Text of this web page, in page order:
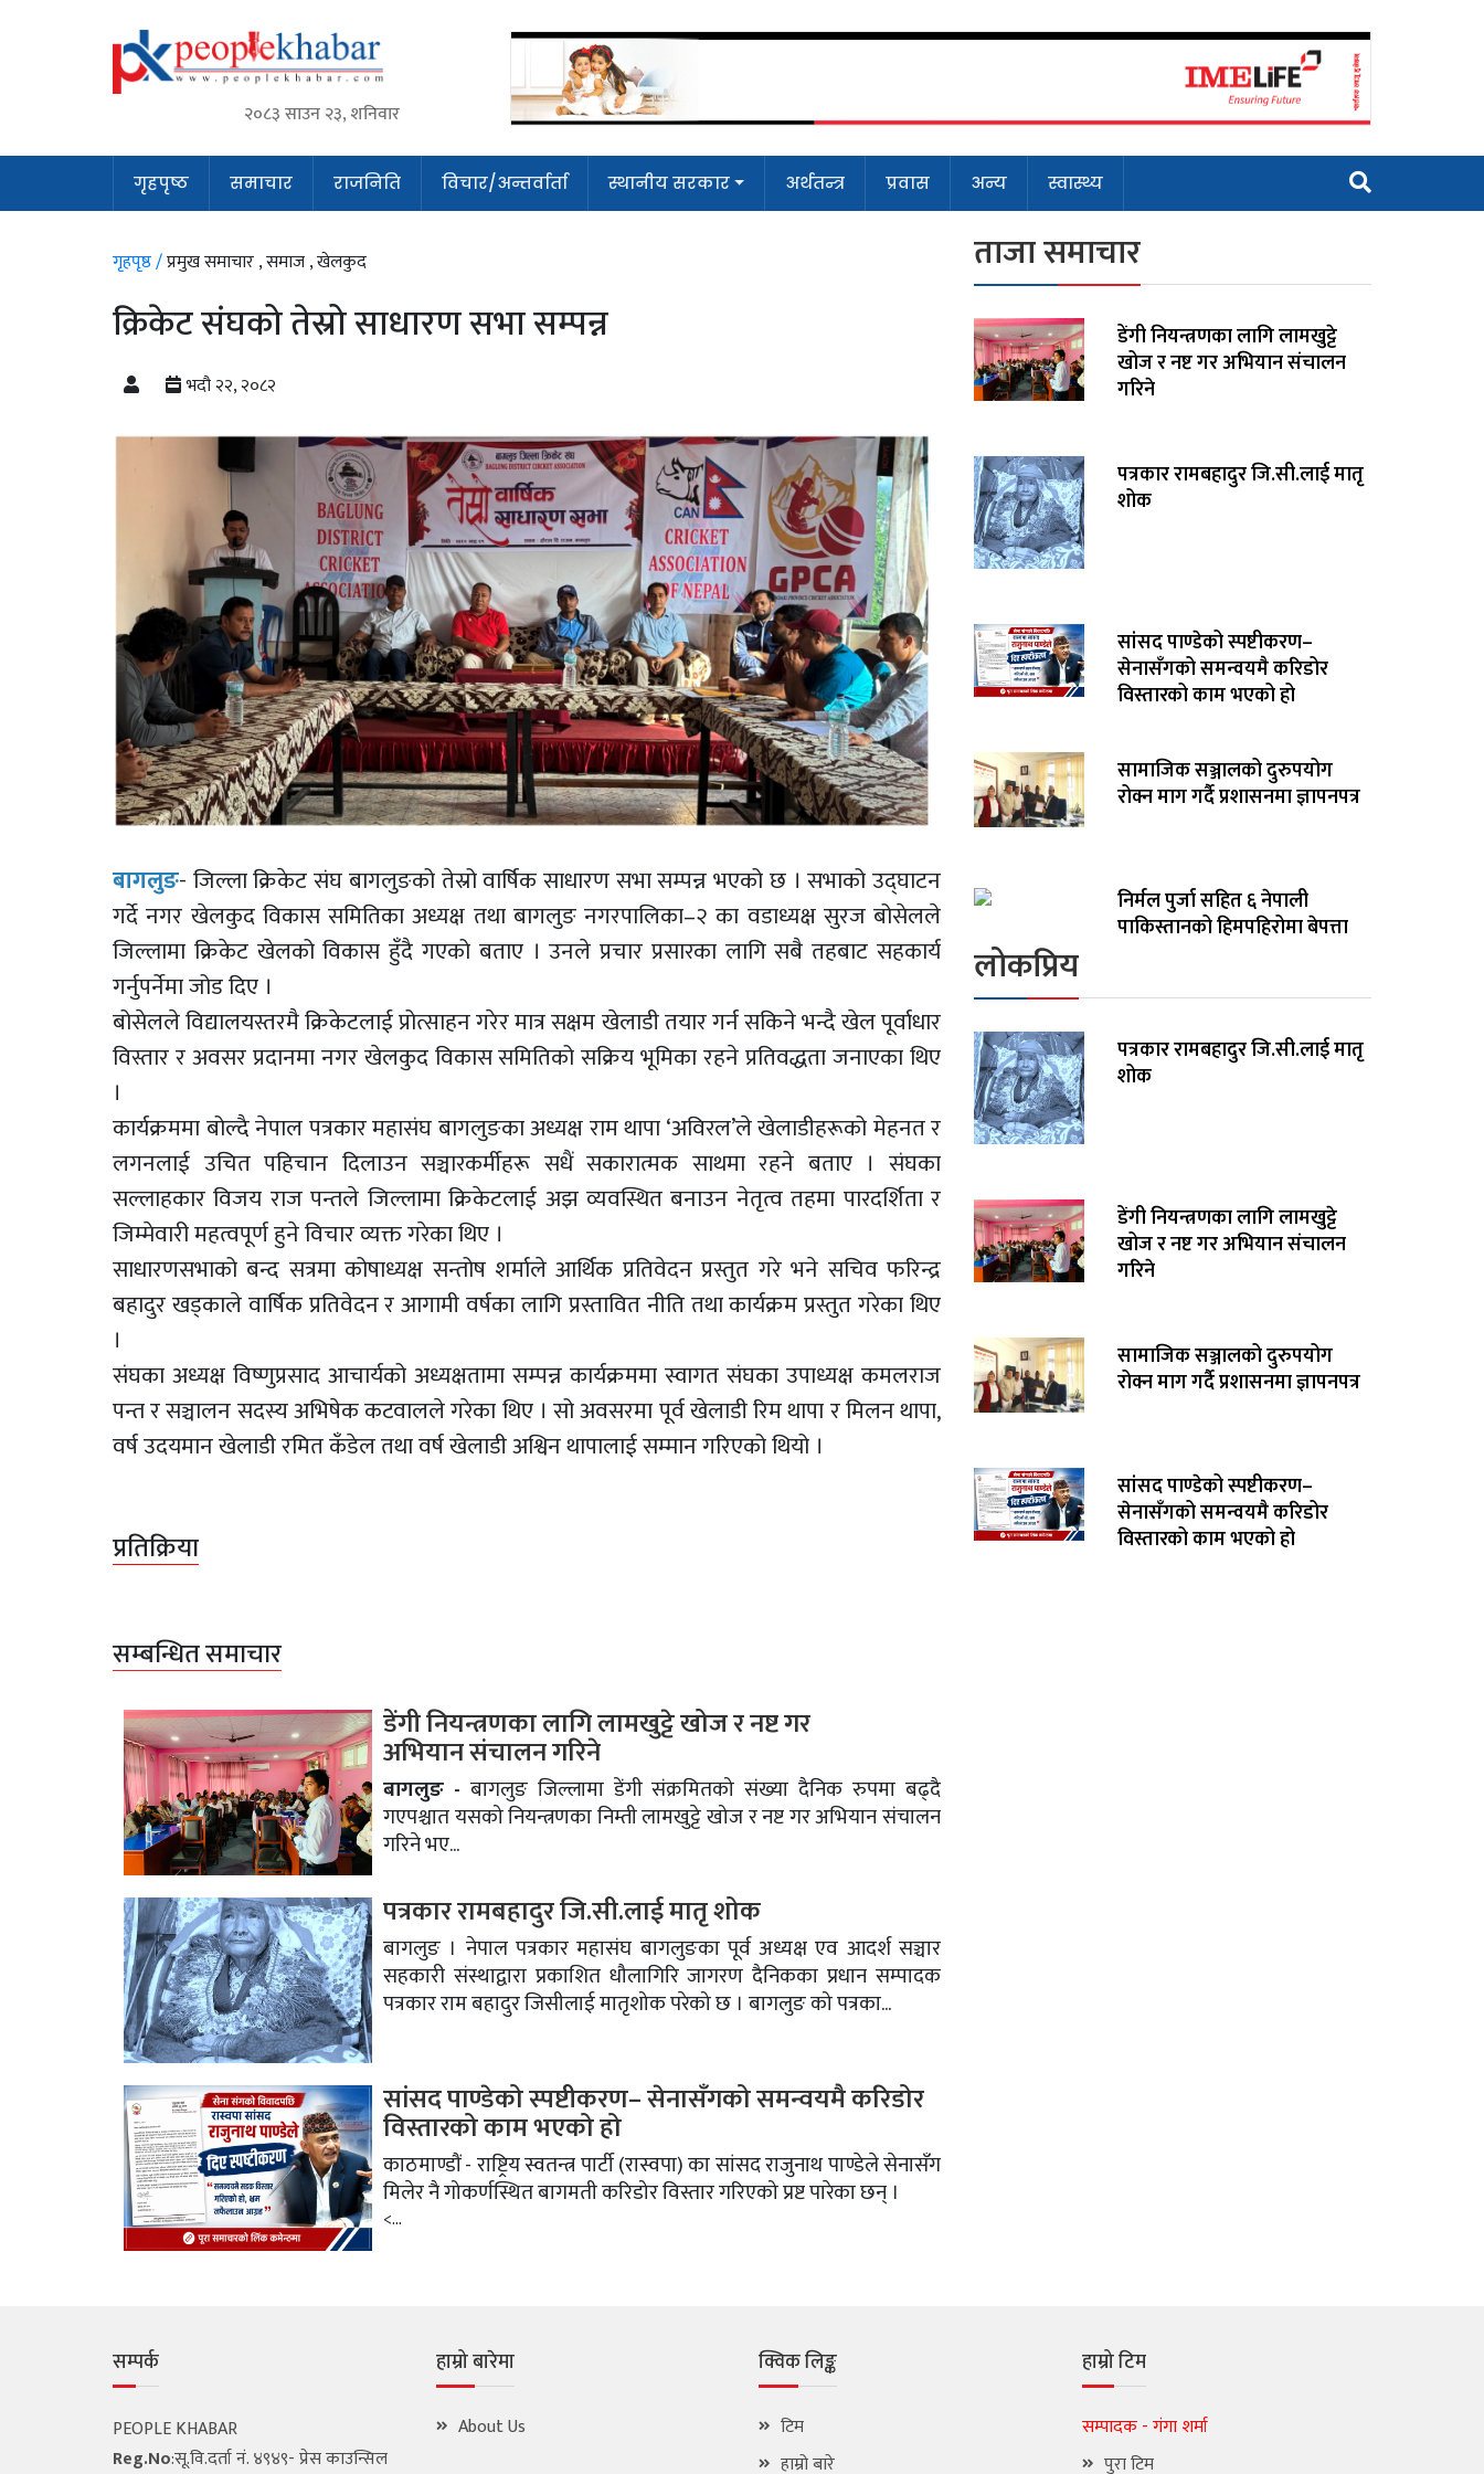
२०८३ साउन २३, शनिवार
गृहपृष्ठ समाचार राजनिति विचार/अन्तर्वार्ता स्थानीय सरकार अर्थतन्त्र प्रवास अन्य स्वास्थ्य
गृहपृष्ठ /प्रमुख समाचार ,समाज ,खेलकुद
क्रिकेट संघको तेस्रो साधारण सभा सम्पन्न
भदौ २२, २०८२
बागलुङ- जिल्ला क्रिकेट संघ बागलुङको तेस्रो वार्षिक साधारण सभा सम्पन्न भएको छ । सभाको उद्घाटन
गर्दे नगर खेलकुद विकास समितिका अध्यक्ष तथा बागलुङ नगरपालिका–२ का वडाध्यक्ष सुरज बोसेलले
जिल्लामा क्रिकेट खेलको विकास हुँदै गएको बताए । उनले प्रचार प्रसारका लागि सबै तहबाट सहकार्य
गर्नुपर्नेमा जोड दिए ।
बोसेलले विद्यालयस्तरमै क्रिकेटलाई प्रोत्साहन गरेर मात्र सक्षम खेलाडी तयार गर्न सकिने भन्दै खेल पूर्वाधार
विस्तार र अवसर प्रदानमा नगर खेलकुद विकास समितिको सक्रिय भूमिका रहने प्रतिवद्धता जनाएका थिए
।
कार्यक्रममा बोल्दै नेपाल पत्रकार महासंघ बागलुङका अध्यक्ष राम थापा ‘अविरल’ले खेलाडीहरूको मेहनत र
लगनलाई उचित पहिचान दिलाउन सञ्चारकर्मीहरू सधैं सकारात्मक साथमा रहने बताए । संघका
सल्लाहकार विजय राज पन्तले जिल्लामा क्रिकेटलाई अझ व्यवस्थित बनाउन नेतृत्व तहमा पारदर्शिता र
जिम्मेवारी महत्वपूर्ण हुने विचार व्यक्त गरेका थिए ।
साधारणसभाको बन्द सत्रमा कोषाध्यक्ष सन्तोष शर्माले आर्थिक प्रतिवेदन प्रस्तुत गरे भने सचिव फरिन्द्र
बहादुर खड्काले वार्षिक प्रतिवेदन र आगामी वर्षका लागि प्रस्तावित नीति तथा कार्यक्रम प्रस्तुत गरेका थिए
।
संघका अध्यक्ष विष्णुप्रसाद आचार्यको अध्यक्षतामा सम्पन्न कार्यक्रममा स्वागत संघका उपाध्यक्ष कमलराज
पन्त र सञ्चालन सदस्य अभिषेक कटवालले गरेका थिए । सो अवसरमा पूर्व खेलाडी रिम थापा र मिलन थापा,
वर्ष उदयमान खेलाडी रमित कँडेल तथा वर्ष खेलाडी अश्विन थापालाई सम्मान गरिएको थियो ।
प्रतिक्रिया
सम्बन्धित समाचार
डेंगी नियन्त्रणका लागि लामखुट्टे खोज र नष्ट गर
अभियान संचालन गरिने
बागलुङ - बागलुङ जिल्लामा डेंगी संक्रमितको संख्या दैनिक रुपमा बढ्दै
गएपश्चात यसको नियन्त्रणका निम्ती लामखुट्टे खोज र नष्ट गर अभियान संचालन
गरिने भए...
पत्रकार रामबहादुर जि.सी.लाई मातृ शोक
बागलुङ । नेपाल पत्रकार महासंघ बागलुङका पूर्व अध्यक्ष एव आदर्श सञ्चार
सहकारी संस्थाद्वारा प्रकाशित धौलागिरि जागरण दैनिकका प्रधान सम्पादक
पत्रकार राम बहादुर जिसीलाई मातृशोक परेको छ । बागलुङ को पत्रका...
सांसद पाण्डेको स्पष्टीकरण– सेनासँगको समन्वयमै करिडोर
विस्तारको काम भएको हो
काठमाण्डौं - राष्ट्रिय स्वतन्त्र पार्टी (रास्वपा) का सांसद राजुनाथ पाण्डेले सेनासँग
मिलेर नै गोकर्णस्थित बागमती करिडोर विस्तार गरिएको प्रष्ट पारेका छन् ।
<...
ताजा समाचार
डेंगी नियन्त्रणका लागि लामखुट्टे
खोज र नष्ट गर अभियान संचालन
गरिने
पत्रकार रामबहादुर जि.सी.लाई मातृ
शोक
सांसद पाण्डेको स्पष्टीकरण–
सेनासँगको समन्वयमै करिडोर
विस्तारको काम भएको हो
सामाजिक सञ्जालको दुरुपयोग
रोक्न माग गर्दै प्रशासनमा ज्ञापनपत्र
निर्मल पुर्जा सहित ६ नेपाली
पाकिस्तानको हिमपहिरोमा बेपत्ता
लोकप्रिय
पत्रकार रामबहादुर जि.सी.लाई मातृ
शोक
डेंगी नियन्त्रणका लागि लामखुट्टे
खोज र नष्ट गर अभियान संचालन
गरिने
सामाजिक सञ्जालको दुरुपयोग
रोक्न माग गर्दै प्रशासनमा ज्ञापनपत्र
सांसद पाण्डेको स्पष्टीकरण–
सेनासँगको समन्वयमै करिडोर
विस्तारको काम भएको हो
सम्पर्क
PEOPLE KHABAR
Reg.No:सू.वि.दर्ता नं. ४९४९- प्रेस काउन्सिल
हाम्रो बारेमा
About Us
क्विक लिङ्क
टिम
हाम्रो बारे
हाम्रो टिम
सम्पादक - गंगा शर्मा
पुरा टिम